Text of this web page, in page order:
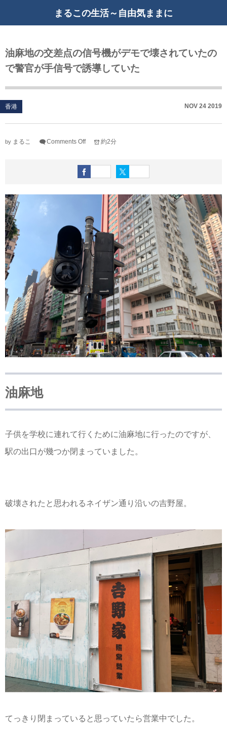
まるこの生活～自由気ままに
油麻地の交差点の信号機がデモで壊されていたの
で警官が手信号で誘導していた
香港 NOV 24 2019
by まるこ Comments Off 約2分
油麻地
子供を学校に連れて行くために油麻地に行ったのですが、
駅の出口が幾つか閉まっていました。
破壊されたと思われるネイザン通り沿いの吉野屋。
てっきり閉まっていると思っていたら営業中でした。